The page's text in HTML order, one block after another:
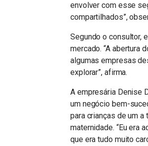
envolver com esse
compartilhados”,
Segundo o consultor,
mercado. “A abertura
algumas empresas
explorar”, afirma.
A empresária Denise
um negócio bem-
para crianças de um
maternidade. “Eu era
que era tudo muito